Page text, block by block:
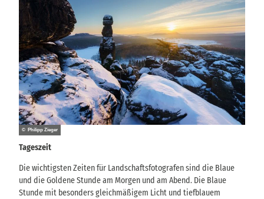
© Philipp Zieger
Tageszeit
Die wichtigsten Zeiten für Landschaftsfotografen sind die Blaue
und die Goldene Stunde am Morgen und am Abend. Die Blaue
Stunde mit besonders gleichmäßigem Licht und tiefblauem